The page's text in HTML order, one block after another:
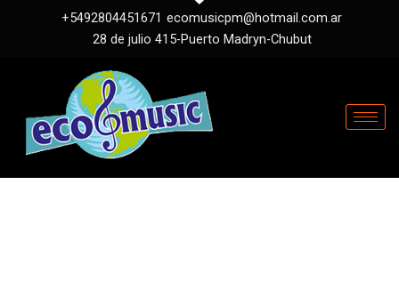
+5492804451671 ecomusicpm@hotmail.com.ar
28 de julio 415-Puerto Madryn-Chubut